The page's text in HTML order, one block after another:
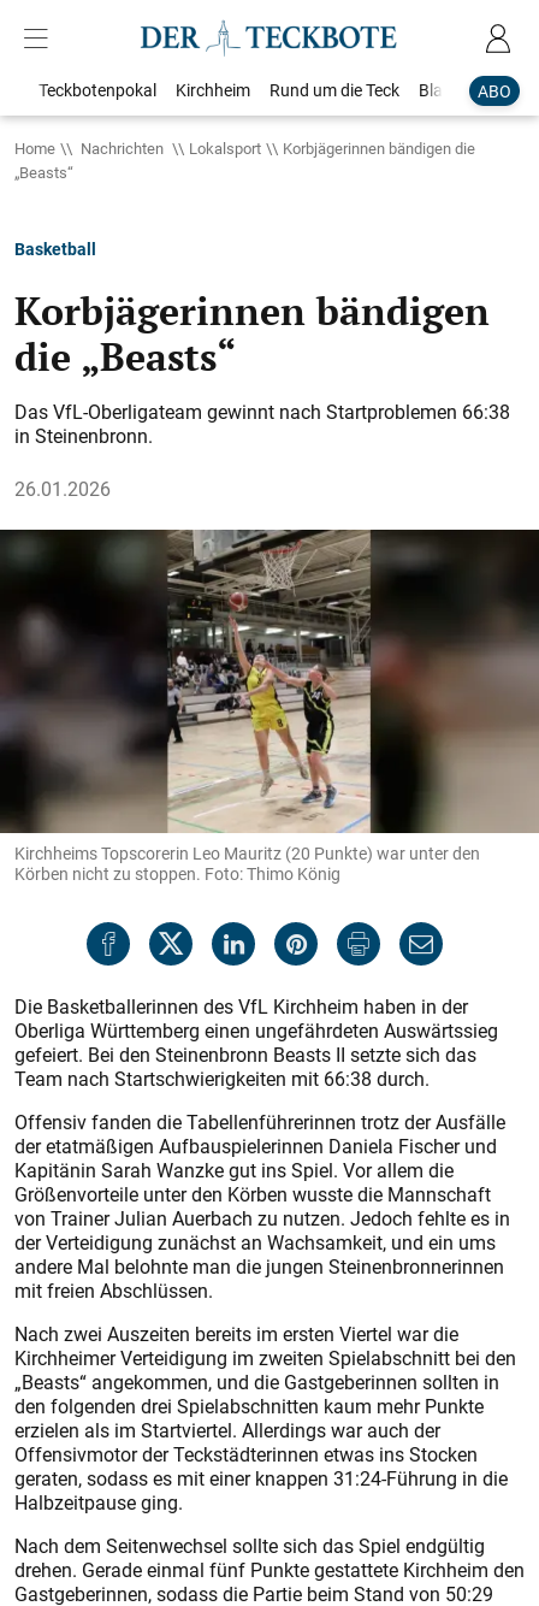
ABO
Teckbotenpokal Kirchheim Rund um die Teck Blaulicht
Home Nachrichten Lokalsport
Korbjägerinnen bändigen die
„Beasts“
Basketball
Korbjägerinnen bändigen
die „Beasts“
Das VfL-Oberligateam gewinnt nach Startproblemen 66:38
in Steinenbronn.
26.01.2026
Kirchheims Topscorerin Leo Mauritz (20 Punkte) war unter den
Körben nicht zu stoppen. Foto: Thimo König
Die Basketballerinnen des VfL Kirchheim haben in der
Oberliga Württemberg einen ungefährdeten Auswärtssieg
gefeiert. Bei den Steinenbronn Beasts II setzte sich das
Team nach Startschwierigkeiten mit 66:38 durch.
Offensiv fanden die Tabellenführerinnen trotz der Ausfälle
der etatmäßigen Aufbauspielerinnen Daniela Fischer und
Kapitänin Sarah Wanzke gut ins Spiel. Vor allem die
Größenvorteile unter den Körben wusste die Mannschaft
von Trainer Julian Auerbach zu nutzen. Jedoch fehlte es in
der Verteidigung zunächst an Wachsamkeit, und ein ums
andere Mal belohnte man die jungen Steinenbronnerinnen
mit freien Abschlüssen.
Nach zwei Auszeiten bereits im ersten Viertel war die
Kirchheimer Verteidigung im zweiten Spielabschnitt bei den
„Beasts“ angekommen, und die Gastgeberinnen sollten in
den folgenden drei Spielabschnitten kaum mehr Punkte
erzielen als im Startviertel. Allerdings war auch der
Offensivmotor der Teckstädterinnen etwas ins Stocken
geraten, sodass es mit einer knappen 31:24-Führung in die
Halbzeitpause ging.
Nach dem Seitenwechsel sollte sich das Spiel endgültig
drehen. Gerade einmal fünf Punkte gestattete Kirchheim den
Gastgeberinnen, sodass die Partie beim Stand von 50:29